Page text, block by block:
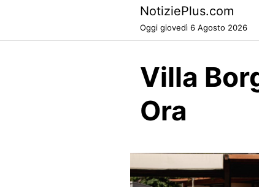
NotiziePlus.com
Oggi giovedì 6 Agosto 2026
Villa
Ora